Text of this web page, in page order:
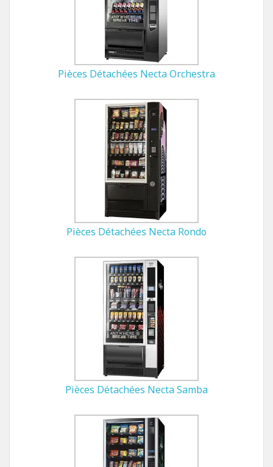
Pièces Détachées Necta Orchestra
Pièces Détachées Necta Rondo
Pièces Détachées Necta Samba